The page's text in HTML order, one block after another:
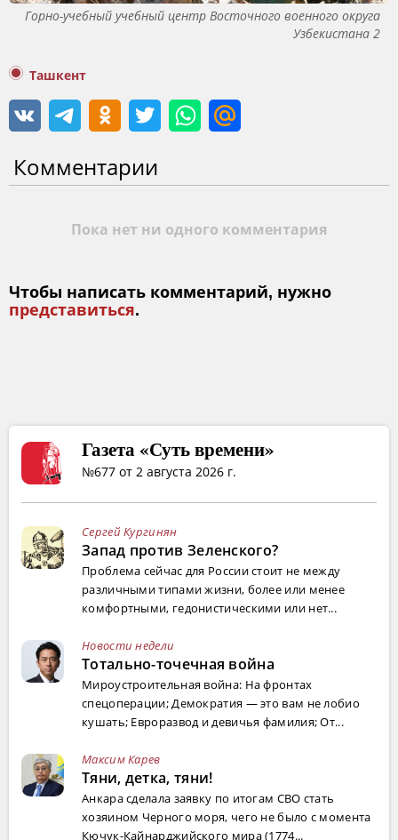
Горно-учебный учебный центр Восточного военного округа
Узбекистана 2
Ташкент
Комментарии
Пока нет ни одного комментария
Чтобы написать комментарий, нужно
представиться.
Газета «Суть времени»
№677 от 2 августа 2026 г.
Сергей Кургинян
Запад против Зеленского?
Проблема сейчас для России стоит не между
различными типами жизни, более или менее
комфортными, гедонистическими или нет...
Новости недели
Тотально-точечная война
Мироустроительная война: На фронтах
спецоперации; Демократия — это вам не лобио
кушать; Евроразвод и девичья фамилия; От...
Максим Карев
Тяни, детка, тяни!
Анкара сделала заявку по итогам СВО стать
хозяином Черного моря, чего не было с момента
Кючук-Кайнарджийского мира (1774...